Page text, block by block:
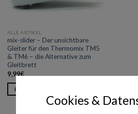
ALLE ARTIKEL
mix-slider – Der unsichtbare
Gleiter für den Thermomix TM5
& TM6 – die Alternative zum
Gleitbrett
9,99€
IN DEN WARENKORB
Cookies &